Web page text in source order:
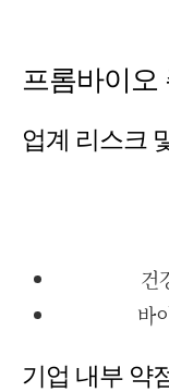
프롬바이오
업계 리스크
건
바
기업 내부 약